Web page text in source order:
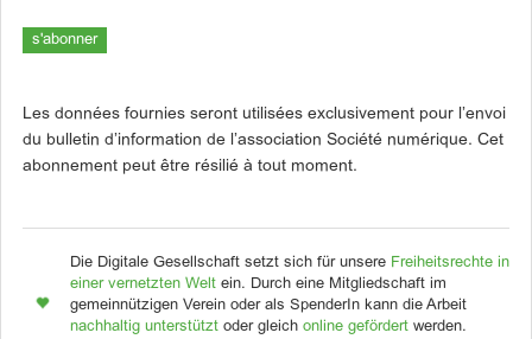
Les données fournies seront utilisées exclusivement pour l’envoi
du bulletin d’information de l’association Société numérique. Cet
abonnement peut être résilié à tout moment.
Die Digitale Gesellschaft setzt sich für unsere Freiheitsrechte in
einer vernetzten Welt ein. Durch eine Mitgliedschaft im
gemeinnützigen Verein oder als SpenderIn kann die Arbeit
nachhaltig unterstützt oder gleich online gefördert werden.